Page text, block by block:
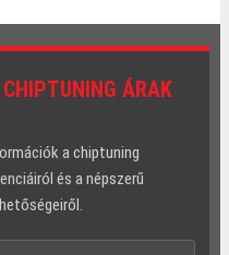
CHIPTUNING ÁRAK
a chiptuning
és a népszerű